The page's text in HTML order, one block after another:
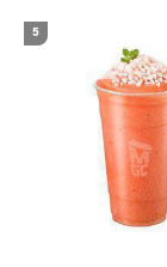
5